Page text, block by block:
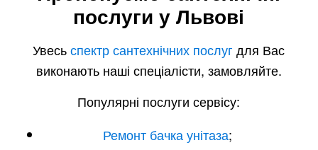
послуги у Львові
Увесьспектр сантехнічних послуг для Вас
виконають наші спеціалісти, замовляйте.
Популярні послуги сервісу:
Ремонт бачка унітаза;